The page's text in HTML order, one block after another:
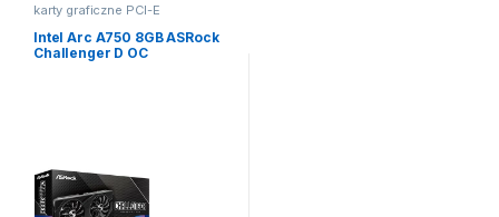
karty graficzne PCI-E
Intel Arc A750 8GB ASRock
Challenger D OC